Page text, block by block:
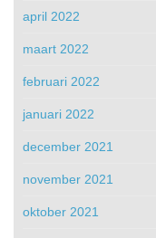
april 2022
maart 2022
februari 2022
januari 2022
december 2021
november 2021
oktober 2021